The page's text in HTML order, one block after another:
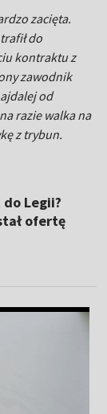
zacięta.
do
kontraktu z
zawodnik
od
razie walka na
z trybun.
Legii?
ofertę